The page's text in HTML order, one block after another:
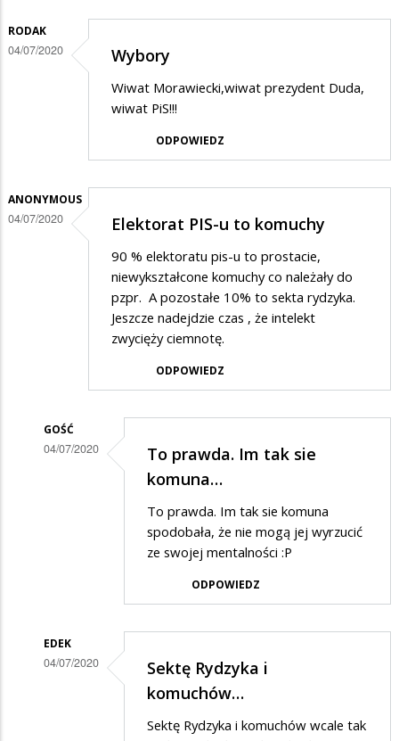
RODAK
04/07/2020 Wybory
Wiwat Morawiecki,wiwat prezydent Duda,
wiwat PiS!!!
ODPOWIEDZ
ANONYMOUS
04/07/2020 Elektorat PIS-u to komuchy
90 % elektoratu pis-u to prostacie,
niewykształcone komuchy co należały do
pzpr. A pozostałe 10% to sekta rydzyka.
Jeszcze nadejdzie czas , że intelekt
zwycięży ciemnotę.
ODPOWIEDZ
GOŚĆ
04/07/2020
PIS-
To prawda. Im tak sie
komuna…
To prawda. Im tak sie komuna
spodobała, że nie mogą jej wyrzucić
ze swojej mentalności :P
ODPOWIEDZ
EDEK
04/07/2020
Sektę Rydzyka i
komuchów…
Sektę Rydzyka i komuchów wcale tak